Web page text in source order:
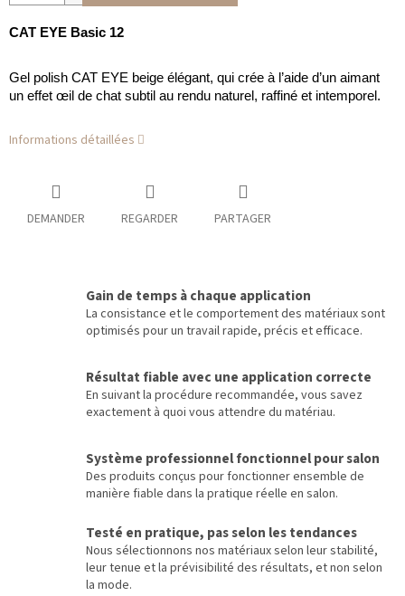
CAT EYE Basic 12
Gel polish CAT EYE beige élégant, qui crée à l’aide d’un aimant
un effet œil de chat subtil au rendu naturel, raffiné et intemporel.
Informations détaillées
DEMANDER REGARDER PARTAGER
Gain de temps à chaque application
La consistance et le comportement des matériaux sont
optimisés pour un travail rapide, précis et efficace.
Résultat fiable avec une application correcte
En suivant la procédure recommandée, vous savez
exactement à quoi vous attendre du matériau.
Système professionnel fonctionnel pour salon
Des produits conçus pour fonctionner ensemble de
manière fiable dans la pratique réelle en salon.
Testé en pratique, pas selon les tendances
Nous sélectionnons nos matériaux selon leur stabilité,
leur tenue et la prévisibilité des résultats, et non selon
la mode.